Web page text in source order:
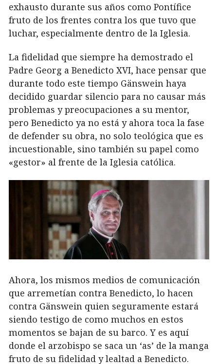
exhausto durante sus años como Pontífice
fruto de los frentes contra los que tuvo que
luchar, especialmente dentro de la Iglesia.
La fidelidad que siempre ha demostrado el
Padre Georg a Benedicto XVI, hace pensar que
durante todo este tiempo Gänswein haya
decidido guardar silencio para no causar más
problemas y preocupaciones a su mentor,
pero Benedicto ya no está y ahora toca la fase
de defender su obra, no solo teológica que es
incuestionable, sino también su papel como
«gestor» al frente de la Iglesia católica.
Ahora, los mismos medios de comunicación
que arremetían contra Benedicto, lo hacen
contra Gänswein quien seguramente estará
siendo testigo de como muchos en estos
momentos se bajan de su barco. Y es aquí
donde el arzobispo se saca un ‘as’ de la manga
fruto de su fidelidad y lealtad a Benedicto.